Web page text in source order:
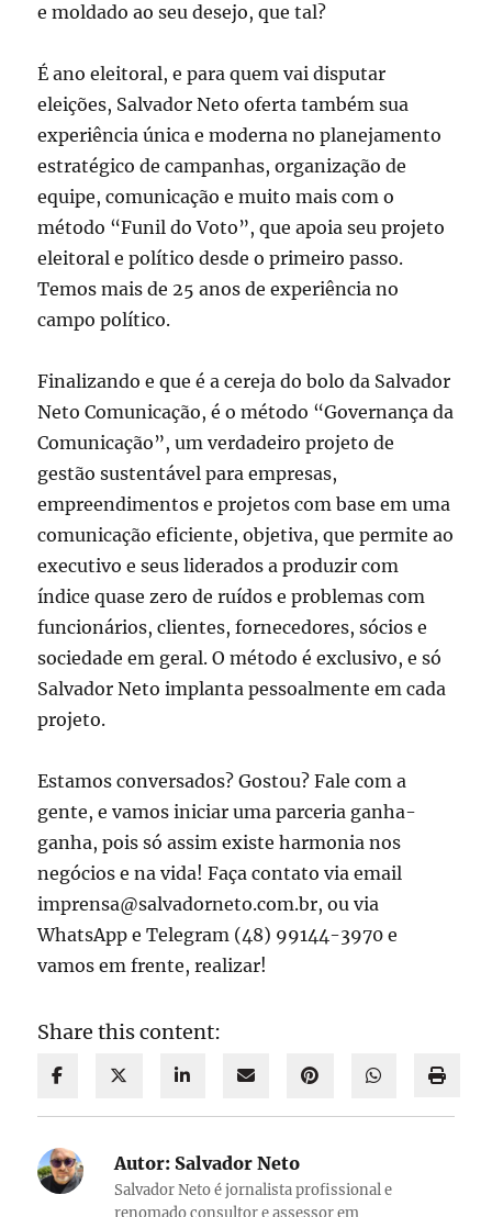
e moldado ao seu desejo, que tal?
É ano eleitoral, e para quem vai disputar
eleições, Salvador Neto oferta também sua
experiência única e moderna no planejamento
estratégico de campanhas, organização de
equipe, comunicação e muito mais com o
método “Funil do Voto”, que apoia seu projeto
eleitoral e político desde o primeiro passo.
Temos mais de 25 anos de experiência no
campo político.
Finalizando e que é a cereja do bolo da Salvador
Neto Comunicação, é o método “Governança da
Comunicação”, um verdadeiro projeto de
gestão sustentável para empresas,
empreendimentos e projetos com base em uma
comunicação eficiente, objetiva, que permite ao
executivo e seus liderados a produzir com
índice quase zero de ruídos e problemas com
funcionários, clientes, fornecedores, sócios e
sociedade em geral. O método é exclusivo, e só
Salvador Neto implanta pessoalmente em cada
projeto.
Estamos conversados? Gostou? Fale com a
gente, e vamos iniciar uma parceria ganha-
ganha, pois só assim existe harmonia nos
negócios e na vida! Faça contato via email
imprensa@salvadorneto.com.br, ou via
WhatsApp e Telegram (48) 99144-3970 e
vamos em frente, realizar!
Share this content:
Autor: Salvador Neto
Salvador Neto é jornalista profissional e